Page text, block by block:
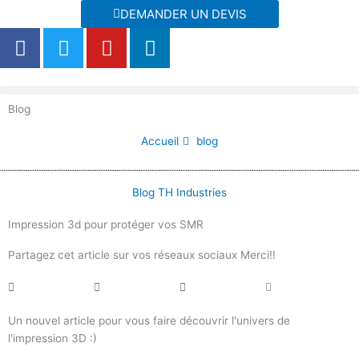
au
contenu
DEMANDER UN DEVIS
F
a
b
k
T
w
Y
o
L
i
d
n
Blog
Accueil blog
Blog TH Industries
Impression 3d pour protéger vos SMR
Partagez cet article sur vos réseaux sociaux Merci!!
Un nouvel article pour vous faire découvrir l'univers de
l'impression 3D :)